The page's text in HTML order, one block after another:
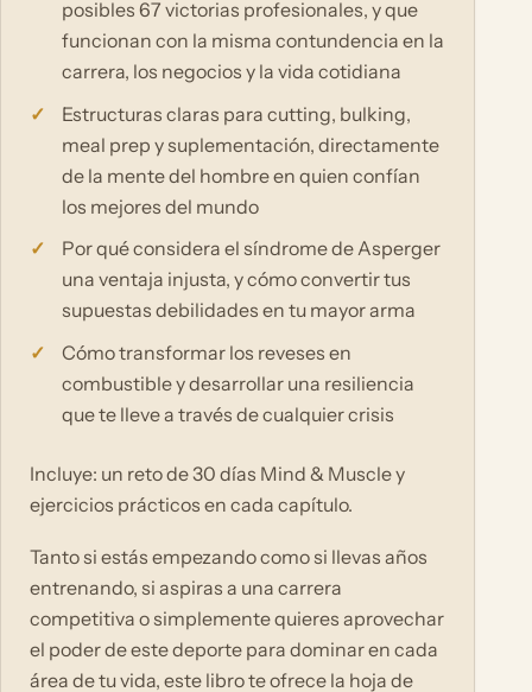
posibles 67 victorias profesionales, y que
funcionan con la misma contundencia en la
carrera, los negocios y la vida cotidiana
Estructuras claras para cutting, bulking,
meal prep y suplementación, directamente
de la mente del hombre en quien confían
los mejores del mundo
Por qué considera el síndrome de Asperger
una ventaja injusta, y cómo convertir tus
supuestas debilidades en tu mayor arma
Cómo transformar los reveses en
combustible y desarrollar una resiliencia
que te lleve a través de cualquier crisis
Incluye: un reto de 30 días Mind & Muscle y
ejercicios prácticos en cada capítulo.
Tanto si estás empezando como si llevas años
entrenando, si aspiras a una carrera
competitiva o simplemente quieres aprovechar
el poder de este deporte para dominar en cada
área de tu vida, este libro te ofrece la hoja de